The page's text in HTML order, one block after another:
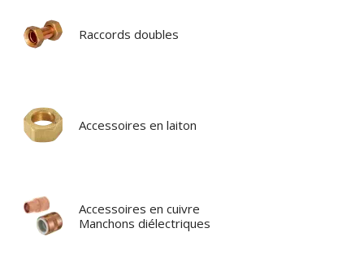
Raccords doubles
Accessoires en laiton
Accessoires en cuivre
Manchons diélectriques